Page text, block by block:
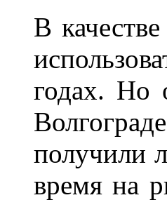
В
годах. Но
получили
время на